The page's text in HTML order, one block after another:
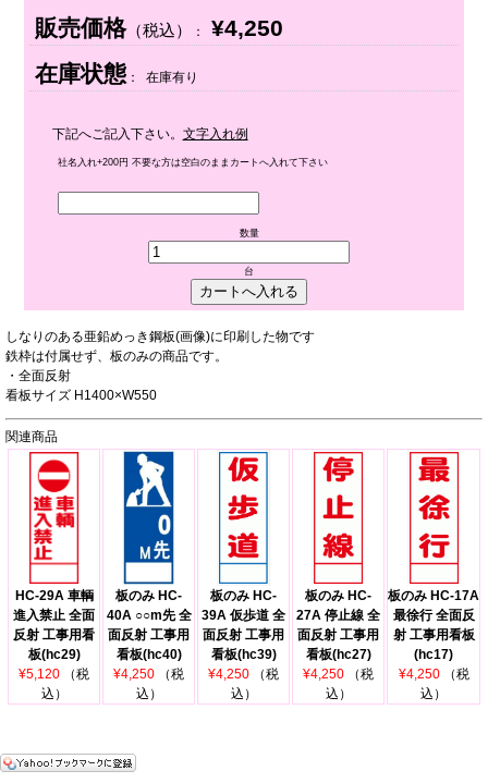
販売価格（税込） ： ¥4,250
在庫状態 ： 在庫有り
下記へご記入下さい。 文字入れ例
社名入れ+200円 不要な方は空白のままカートへ入れて下さい
数量
台
しなりのある亜鉛めっき鋼板(画像)に印刷した物です
鉄枠は付属せず、板のみの商品です。
・全面反射
看板サイズ H1400×W550
関連商品
HC-29A 車輌
進入禁止 全面
反射 工事用看
板(hc29)
¥5,120
（税
込）
板のみ HC-
40A ○○m先 全
面反射 工事用
看板(hc40)
¥4,250
（税
込）
板のみ HC-
39A 仮歩道 全
面反射 工事用
看板(hc39)
¥4,250
（税
込）
板のみ HC-
27A 停止線 全
面反射 工事用
看板(hc27)
¥4,250
（税
込）
板のみ HC-17A
最徐行 全面反
射 工事用看板
(hc17)
¥4,250
（税
込）